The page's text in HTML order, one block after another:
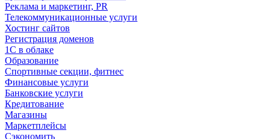
Реклама и маркетинг, PR
Телекоммуникационные услуги
Хостинг сайтов
Регистрация доменов
1С в облаке
Образование
Спортивные секции, фитнес
Финансовые услуги
Банковские услуги
Кредитование
Магазины
Маркетплейсы
Сэкономить